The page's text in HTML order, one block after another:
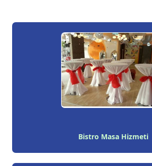
Bistro Masa Hizmeti